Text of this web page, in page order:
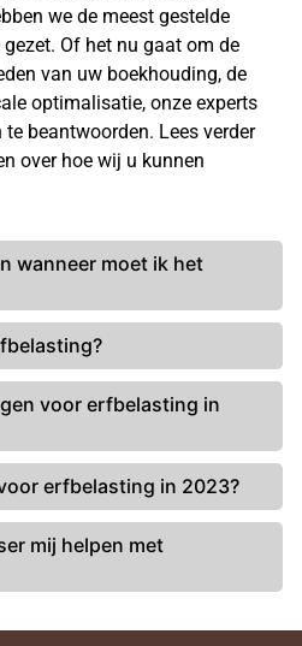
we de meest gestelde
Of het nu gaat om de
van uw boekhouding, de
optimalisatie, onze experts
beantwoorden. Lees verder
over hoe wij u kunnen
wanneer moet ik het
voor erfbelasting in
erfbelasting in 2023?
mij helpen met